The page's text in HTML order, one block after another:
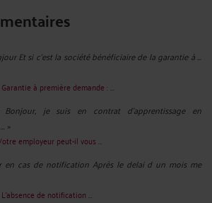
Et si c'est la société bénéficiaire de la garantie à ...
Garantie à première demande : ...
Bonjour, je suis en contrat d'apprentissage en
»
employeur peut-il vous ...
en cas de notification Après le delai d un mois me
L’absence de notification ...